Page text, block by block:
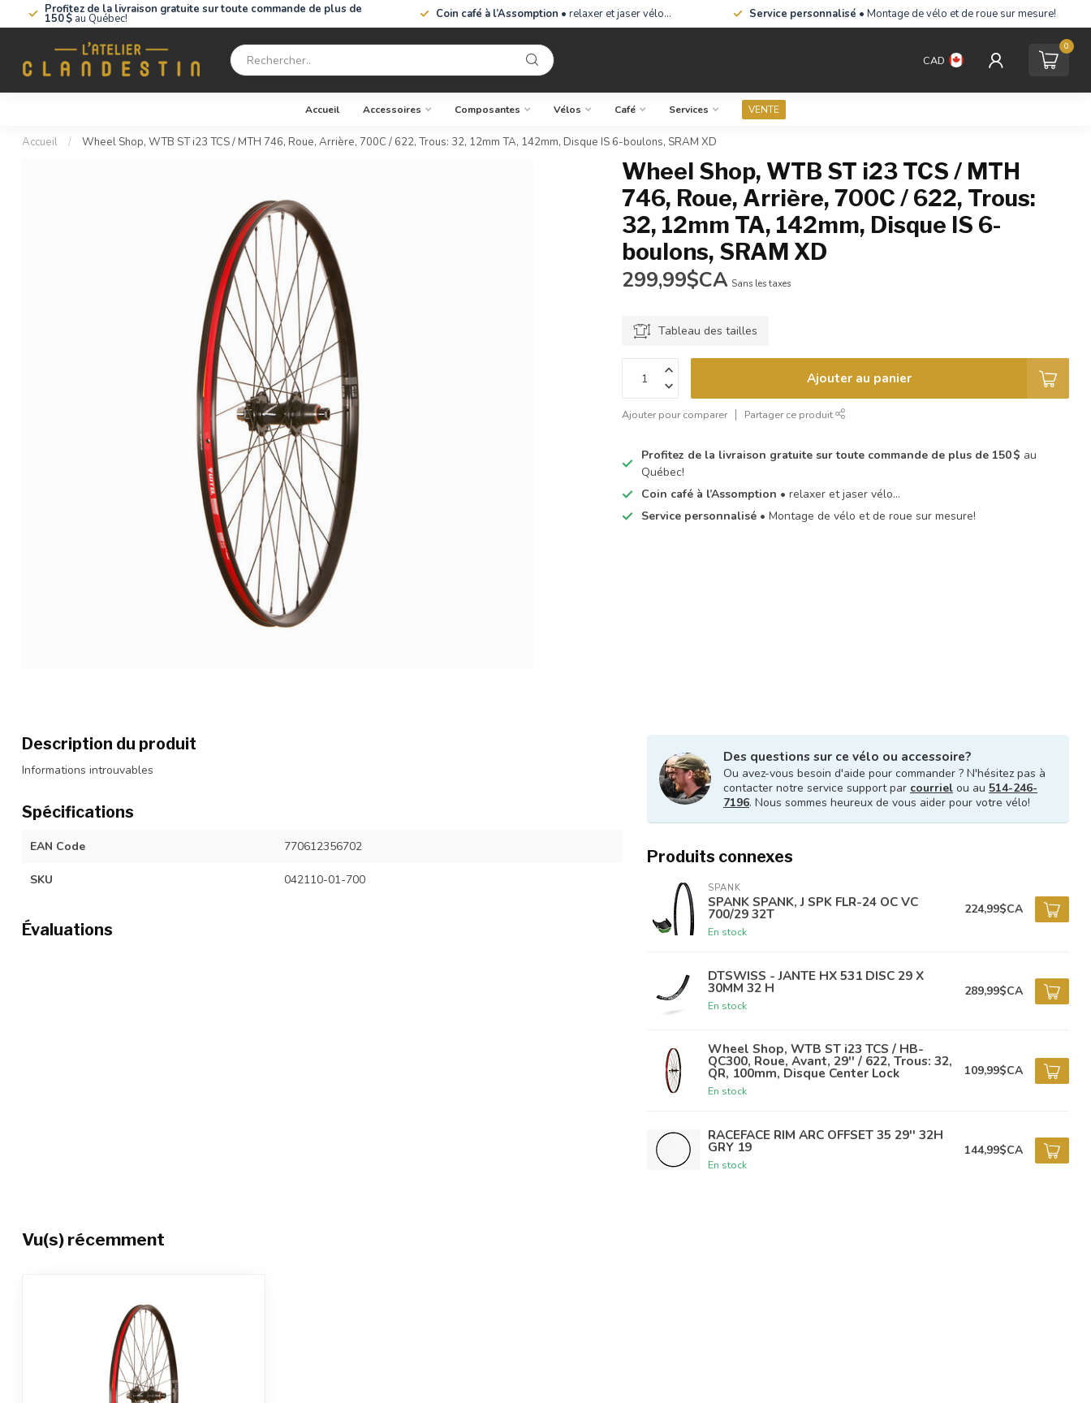
Profitez de la livraison gratuite sur toute commande de plus de
150 $ au Québec! Coin café à l’Assomption • relaxer et jaser vélo… Service personnalisé • Montage de vélo et de roue sur mesure!
CAD
0
Accueil Accessoires Composantes Vélos Café Services VENTE
Accueil / Wheel Shop, WTB ST i23 TCS / MTH 746, Roue, Arrière, 700C / 622, Trous: 32, 12mm TA, 142mm, Disque IS 6-boulons, SRAM XD
Wheel Shop, WTB ST i23 TCS / MTH
746, Roue, Arrière, 700C / 622, Trous:
32, 12mm TA, 142mm, Disque IS 6-
boulons, SRAM XD
299,99$CA Sans les taxes
Tableau des tailles
Ajouter au panier
Ajouter pour comparer Partager ce produit
Profitez de la livraison gratuite sur toute commande de plus de 150 $ au
Québec!
Coin café à l’Assomption • relaxer et jaser vélo…
Service personnalisé • Montage de vélo et de roue sur mesure!
Description du produit
Informations introuvables
Spécifications
EAN Code 770612356702
SKU 042110-01-700
Évaluations
Des questions sur ce vélo ou accessoire?
Ou avez-vous besoin d'aide pour commander ? N'hésitez pas à
contacter notre service support par courriel ou au 514-246-
7196. Nous sommes heureux de vous aider pour votre vélo!
Produits connexes
SPANK
SPANK SPANK, J SPK FLR-24 OC VC
700/29 32T
En stock
224,99$CA
DTSWISS - JANTE HX 531 DISC 29 X
30MM 32 H
En stock
289,99$CA
Wheel Shop, WTB ST i23 TCS / HB-
QC300, Roue, Avant, 29'' / 622, Trous: 32,
QR, 100mm, Disque Center Lock
En stock
109,99$CA
RACEFACE RIM ARC OFFSET 35 29'' 32H
GRY 19
En stock
144,99$CA
Vu(s) récemment